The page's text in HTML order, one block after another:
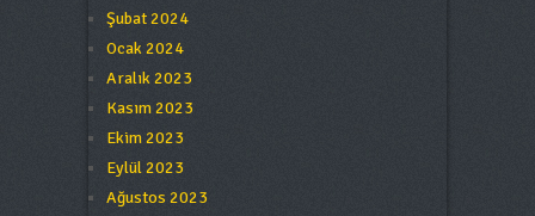
Şubat 2024
Ocak 2024
Aralık 2023
Kasım 2023
Ekim 2023
Eylül 2023
Ağustos 2023